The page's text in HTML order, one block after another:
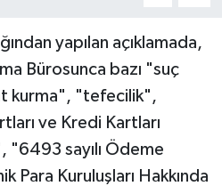
yapılan açıklamada,
Bürosunca bazı "suç
kurma", "tefecilik",
ve Kredi Kartları
"6493 sayılı Ödeme
Para Kuruluşları Hakkında